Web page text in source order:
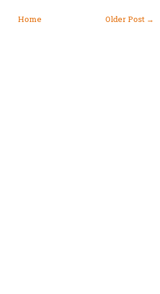
Older Post →
Home